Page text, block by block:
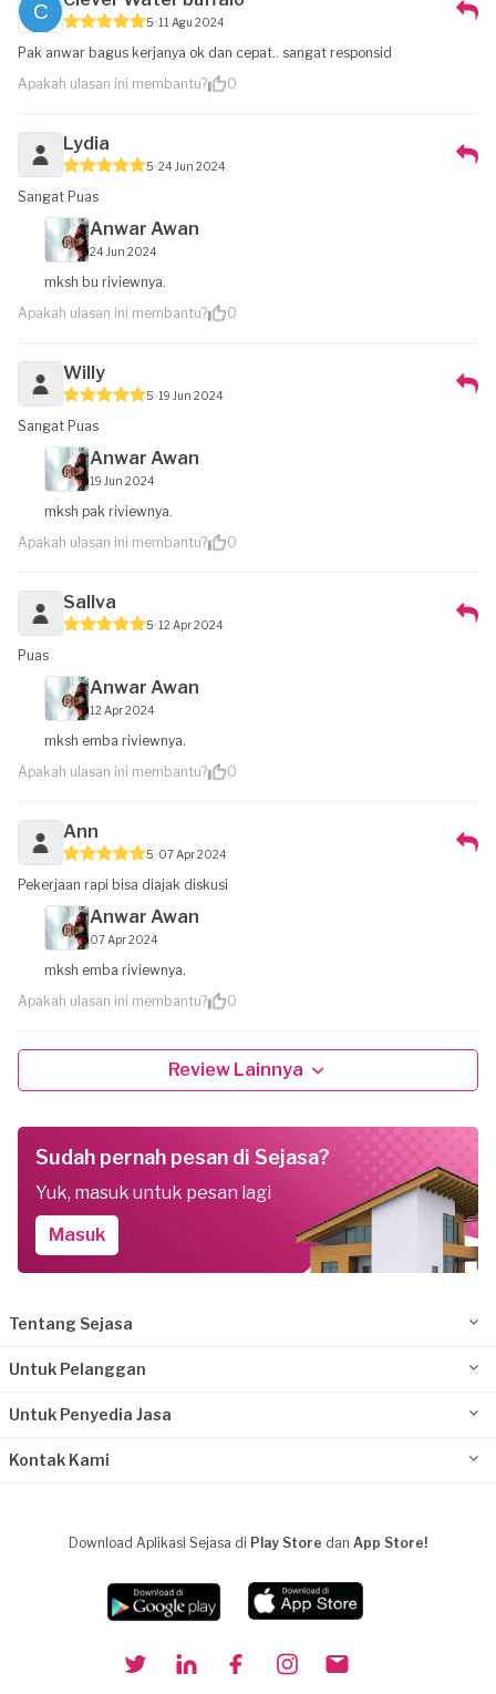
5 11 Agu 2024
Pak anwar bagus kerjanya ok dan cepat.. sangat responsid
Apakah ulasan ini membantu?
0
Lydia
5 24 Jun 2024
Sangat Puas
Anwar Awan
24 Jun 2024
mksh bu riviewnya.
Apakah ulasan ini membantu?
0
Willy
5 19 Jun 2024
Sangat Puas
Anwar Awan
19 Jun 2024
mksh pak riviewnya.
Apakah ulasan ini membantu?
0
Sallva
5 12 Apr 2024
Puas
Anwar Awan
12 Apr 2024
mksh emba riviewnya.
Apakah ulasan ini membantu?
0
Ann
5 07 Apr 2024
Pekerjaan rapi bisa diajak diskusi
Anwar Awan
07 Apr 2024
mksh emba riviewnya.
Apakah ulasan ini membantu?
0
Review Lainnya
Sudah pernah pesan di Sejasa?
Yuk, masuk untuk pesan lagi
Masuk
Tentang Sejasa
Untuk Pelanggan
Untuk Penyedia Jasa
Kontak Kami
Download Aplikasi Sejasa di Play Store dan App Store!